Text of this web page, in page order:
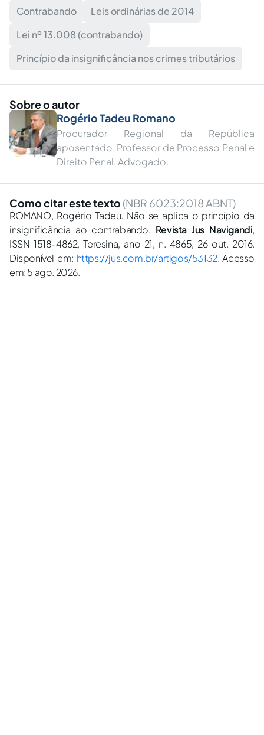
Contrabando
Leis ordinárias de 2014
Lei nº 13.008 (contrabando)
Princípio da insignificância nos crimes tributários
Sobre o autor
Rogério Tadeu Romano
Procurador Regional da República
aposentado. Professor de Processo Penal e
Direito Penal. Advogado.
Como citar este texto (NBR 6023:2018 ABNT)
ROMANO, Rogério Tadeu. Não se aplica o princípio da
insignificância ao contrabando. Revista Jus Navigandi,
ISSN 1518-4862, Teresina, ano 21, n. 4865, 26 out. 2016.
Disponível em: https://jus.com.br/artigos/53132. Acesso
em: 5 ago. 2026.